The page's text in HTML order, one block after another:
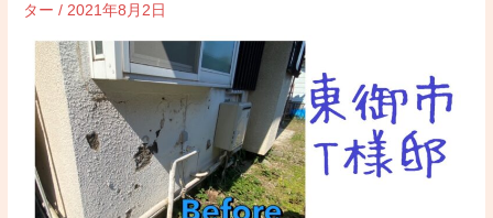
ター / 2021年8月2日